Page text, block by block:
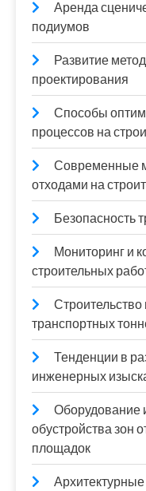
Аренда
подиумов
Развитие
проектирования
Способы
процессов на
Современные
отходами на
Безопасность
Мониторинг и
строительных
Строительство
транспортных
Тенденции в
инженерных
Оборудование
обустройства зон
площадок